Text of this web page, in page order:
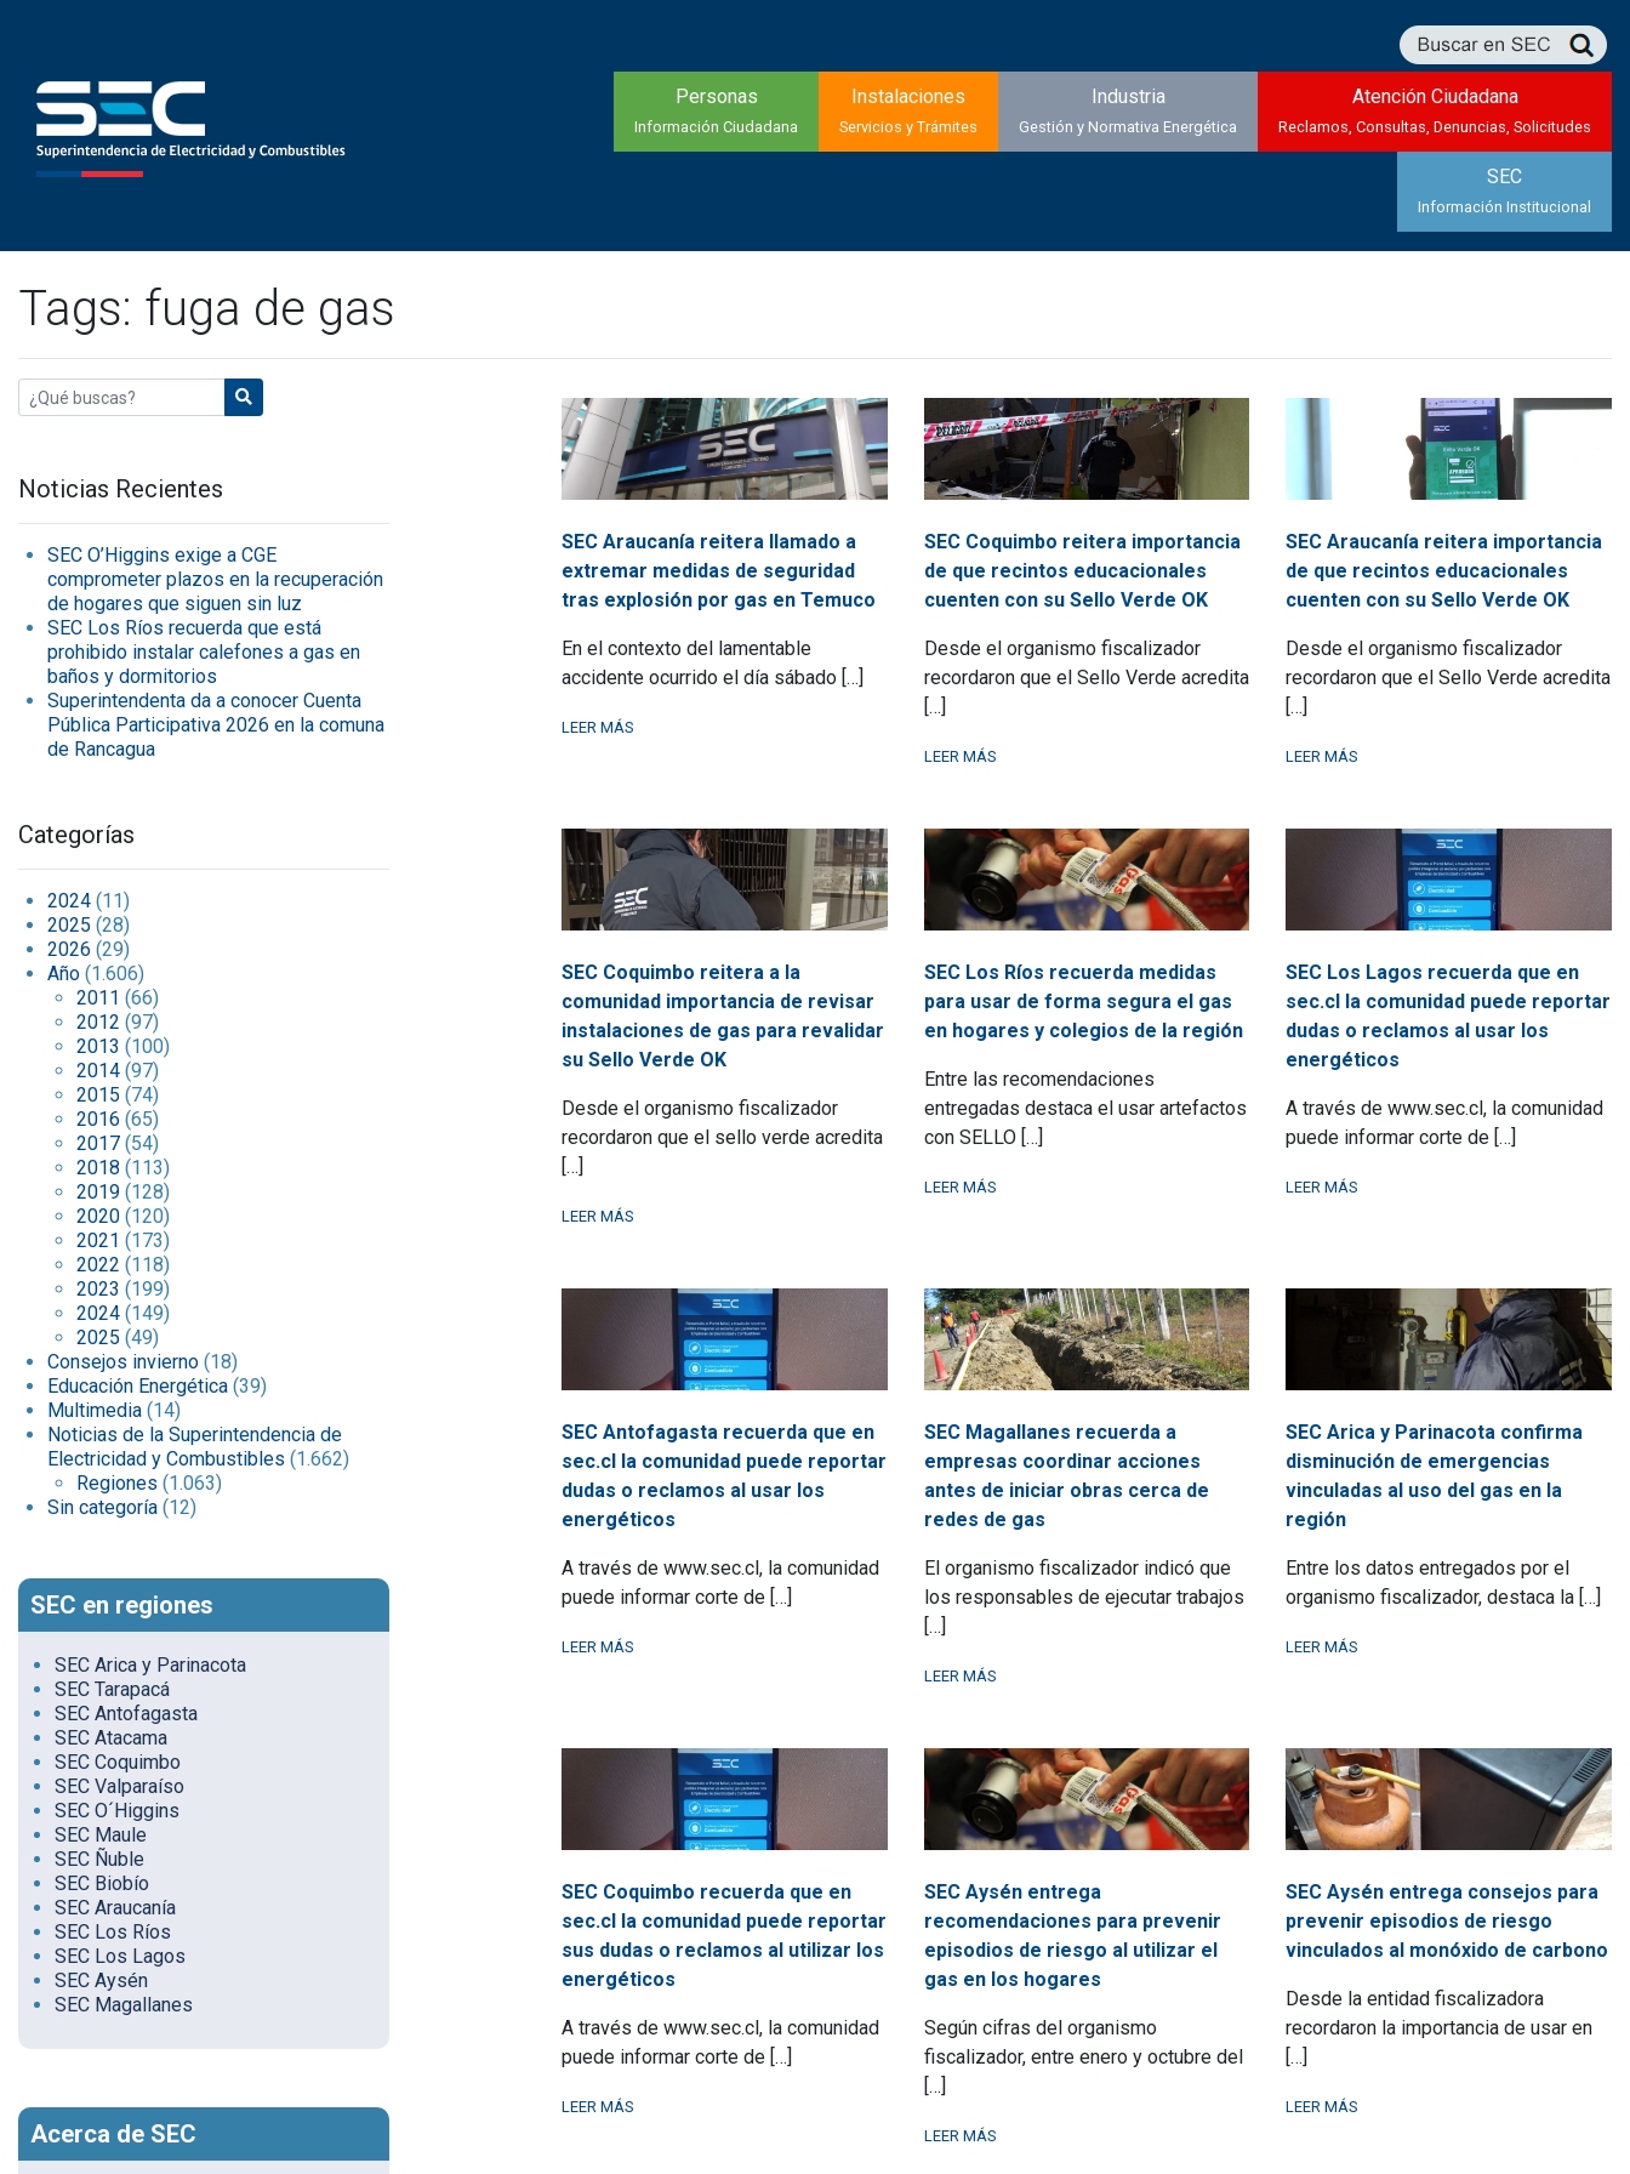
Personas
Información Ciudadana
Instalaciones
Servicios y Trámites
Industria
Gestión y Normativa Energética
Atención Ciudadana
Reclamos, Consultas, Denuncias, Solicitudes
SEC
Información Institucional
Tags: fuga de gas
Noticias Recientes
SEC O’Higgins exige a CGE
comprometer plazos en la recuperación
de hogares que siguen sin luz
SEC Los Ríos recuerda que está
prohibido instalar calefones a gas en
baños y dormitorios
Superintendenta da a conocer Cuenta
Pública Participativa 2026 en la comuna
de Rancagua
Categorías
2024 (11)
2025 (28)
2026 (29)
Año (1.606)
2011 (66)
2012 (97)
2013 (100)
2014 (97)
2015 (74)
2016 (65)
2017 (54)
2018 (113)
2019 (128)
2020 (120)
2021 (173)
2022 (118)
2023 (199)
2024 (149)
2025 (49)
Consejos invierno (18)
Educación Energética (39)
Multimedia (14)
Noticias de la Superintendencia de
Electricidad y Combustibles (1.662)
Regiones (1.063)
Sin categoría (12)
SEC en regiones
SEC Arica y Parinacota
SEC Tarapacá
SEC Antofagasta
SEC Atacama
SEC Coquimbo
SEC Valparaíso
SEC O´Higgins
SEC Maule
SEC Ñuble
SEC Biobío
SEC Araucanía
SEC Los Ríos
SEC Los Lagos
SEC Aysén
SEC Magallanes
Acerca de SEC
SEC Araucanía reitera llamado a
extremar medidas de seguridad
tras explosión por gas en Temuco
En el contexto del lamentable
accidente ocurrido el día sábado […]
LEER MÁS
SEC Coquimbo reitera importancia
de que recintos educacionales
cuenten con su Sello Verde OK
Desde el organismo fiscalizador
recordaron que el Sello Verde acredita
[…]
LEER MÁS
SEC Araucanía reitera importancia
de que recintos educacionales
cuenten con su Sello Verde OK
Desde el organismo fiscalizador
recordaron que el Sello Verde acredita
[…]
LEER MÁS
SEC Coquimbo reitera a la
comunidad importancia de revisar
instalaciones de gas para revalidar
su Sello Verde OK
Desde el organismo fiscalizador
recordaron que el sello verde acredita
[…]
LEER MÁS
SEC Los Ríos recuerda medidas
para usar de forma segura el gas
en hogares y colegios de la región
Entre las recomendaciones
entregadas destaca el usar artefactos
con SELLO […]
LEER MÁS
SEC Los Lagos recuerda que en
sec.cl la comunidad puede reportar
dudas o reclamos al usar los
energéticos
A través de www.sec.cl, la comunidad
puede informar corte de […]
LEER MÁS
SEC Antofagasta recuerda que en
sec.cl la comunidad puede reportar
dudas o reclamos al usar los
energéticos
A través de www.sec.cl, la comunidad
puede informar corte de […]
LEER MÁS
SEC Magallanes recuerda a
empresas coordinar acciones
antes de iniciar obras cerca de
redes de gas
El organismo fiscalizador indicó que
los responsables de ejecutar trabajos
[…]
LEER MÁS
SEC Arica y Parinacota confirma
disminución de emergencias
vinculadas al uso del gas en la
región
Entre los datos entregados por el
organismo fiscalizador, destaca la […]
LEER MÁS
SEC Coquimbo recuerda que en
sec.cl la comunidad puede reportar
sus dudas o reclamos al utilizar los
energéticos
A través de www.sec.cl, la comunidad
puede informar corte de […]
LEER MÁS
SEC Aysén entrega
recomendaciones para prevenir
episodios de riesgo al utilizar el
gas en los hogares
Según cifras del organismo
fiscalizador, entre enero y octubre del
[…]
LEER MÁS
SEC Aysén entrega consejos para
prevenir episodios de riesgo
vinculados al monóxido de carbono
Desde la entidad fiscalizadora
recordaron la importancia de usar en
[…]
LEER MÁS